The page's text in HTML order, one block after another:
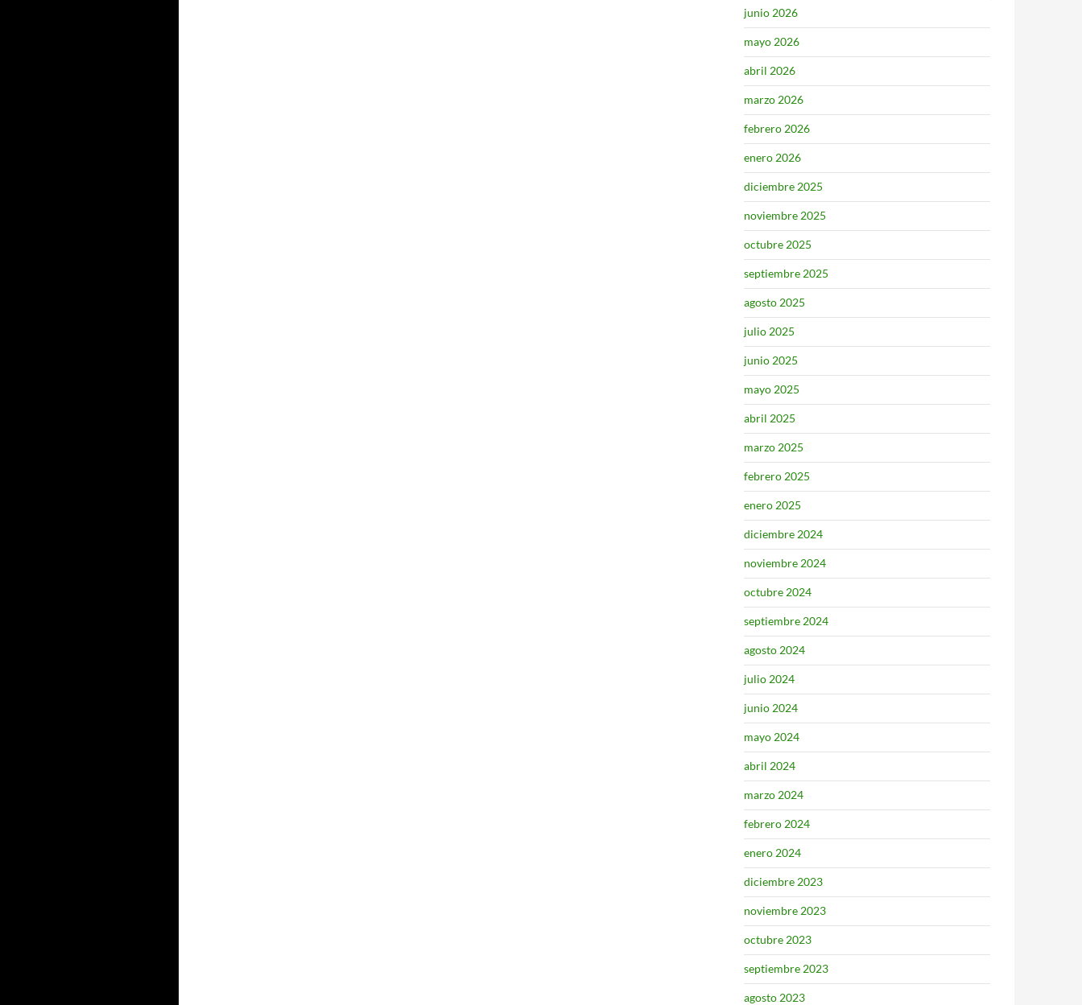
junio 2026
mayo 2026
abril 2026
marzo 2026
febrero 2026
enero 2026
diciembre 2025
noviembre 2025
octubre 2025
septiembre 2025
agosto 2025
julio 2025
junio 2025
mayo 2025
abril 2025
marzo 2025
febrero 2025
enero 2025
diciembre 2024
noviembre 2024
octubre 2024
septiembre 2024
agosto 2024
julio 2024
junio 2024
mayo 2024
abril 2024
marzo 2024
febrero 2024
enero 2024
diciembre 2023
noviembre 2023
octubre 2023
septiembre 2023
agosto 2023